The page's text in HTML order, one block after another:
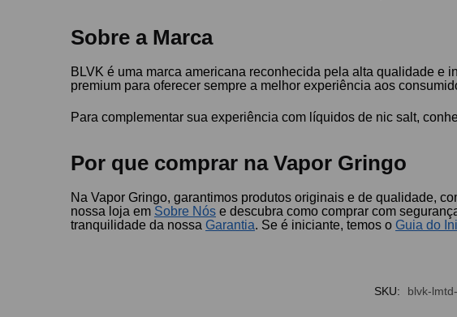
Sobre a Marca
BLVK é uma marca americana reconhecida pela alta qualidade e
premium para oferecer sempre a melhor experiência aos
Para complementar sua experiência com líquidos de nic salt,
Por que comprar na Vapor Gringo
Na Vapor Gringo, garantimos produtos originais e de qualidade,
nossa loja em Sobre Nós e descubra como comprar com
tranquilidade da nossa Garantia. Se é iniciante, temos o Guia do
SKU: blvk-